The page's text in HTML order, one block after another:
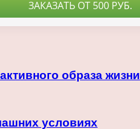
образа жизни
условиях